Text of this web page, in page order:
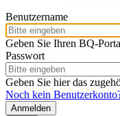
Benutzername
Geben Sie Ihren BQ-
Passwort
Geben Sie hier das
Noch kein